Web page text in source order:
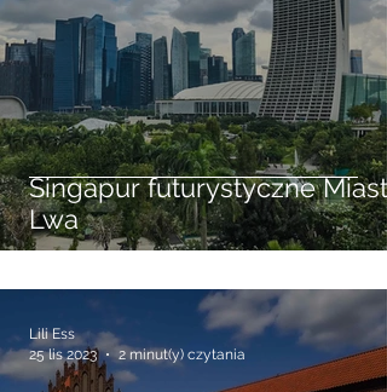
Singapur futurystyczne Miasto
Lwa
Lili Ess